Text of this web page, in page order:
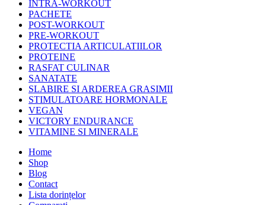
INTRA-WORKOUT
PACHETE
POST-WORKOUT
PRE-WORKOUT
PROTECTIA ARTICULATIILOR
PROTEINE
RASFAT CULINAR
SANATATE
SLABIRE SI ARDEREA GRASIMII
STIMULATOARE HORMONALE
VEGAN
VICTORY ENDURANCE
VITAMINE SI MINERALE
Home
Shop
Blog
Contact
Lista dorințelor